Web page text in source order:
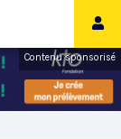
Contenu sponsorisé